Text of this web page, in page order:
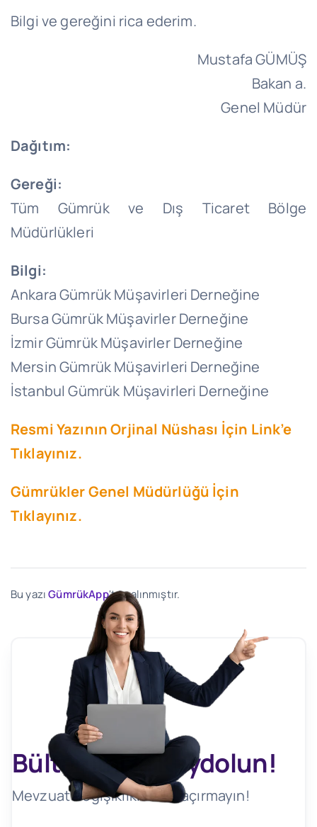
Bilgi ve gereğini rica ederim.
Mustafa GÜMÜŞ
Bakan a.
Genel Müdür
Dağıtım:
Gereği:
Tüm Gümrük ve Dış Ticaret Bölge
Müdürlükleri
Bilgi:
Ankara Gümrük Müşavirleri Derneğine
Bursa Gümrük Müşavirler Derneğine
İzmir Gümrük Müşavirler Derneğine
Mersin Gümrük Müşavirleri Derneğine
İstanbul Gümrük Müşavirleri Derneğine
Resmi Yazının Orjinal Nüshası İçin Link’e
Tıklayınız.
Gümrükler Genel Müdürlüğü İçin
Tıklayınız.
Bu yazıGümrükApp'ten alınmıştır.
Bültenimize Kaydolun!
Mevzuat Değişikliklerini Kaçırmayın!